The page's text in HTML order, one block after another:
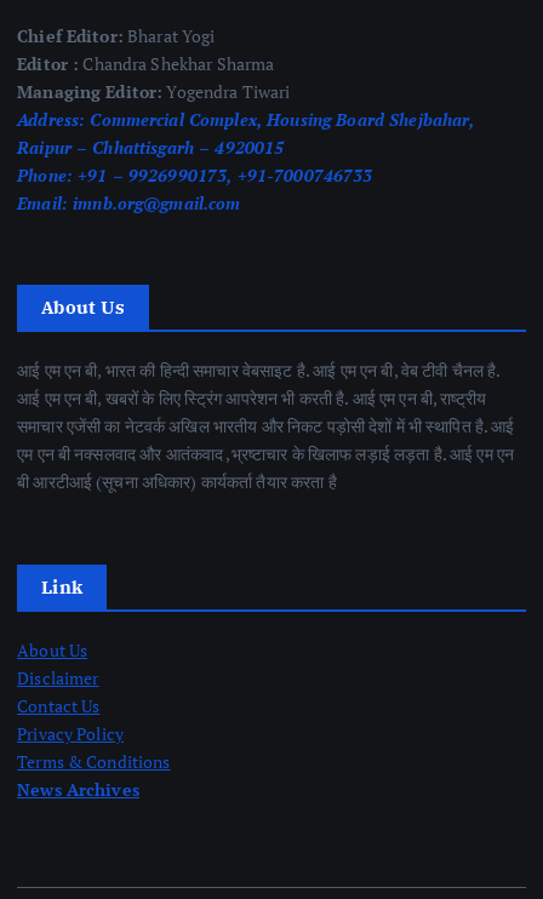
Chief Editor: Bharat Yogi
Editor : Chandra Shekhar Sharma
Managing Editor: Yogendra Tiwari
Address: Commercial Complex, Housing Board Shejbahar,
Raipur – Chhattisgarh – 4920015
Phone: +91 – 9926990173, +91-7000746733
Email: imnb.org@gmail.com
About Us
आई एम एन बी, भारत की हिन्दी समाचार वेबसाइट है. आई एम एन बी, वेब टीवी चैनल है.
आई एम एन बी, खबरों के लिए स्ट्रिंग आपरेशन भी करती है. आई एम एन बी, राष्ट्रीय
समाचार एजेंसी का नेटवर्क अखिल भारतीय और निकट पड़ोसी देशों में भी स्थापित है. आई
एम एन बी नक्सलवाद और आतंकवाद ,भ्रष्टाचार के खिलाफ लड़ाई लड़ता है. आई एम एन
बी आरटीआई (सूचना अधिकार) कार्यकर्ता तैयार करता है
Link
About Us
Disclaimer
Contact Us
Privacy Policy
Terms & Conditions
News Archives